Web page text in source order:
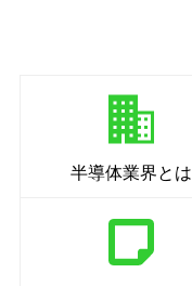
半導体業界とは